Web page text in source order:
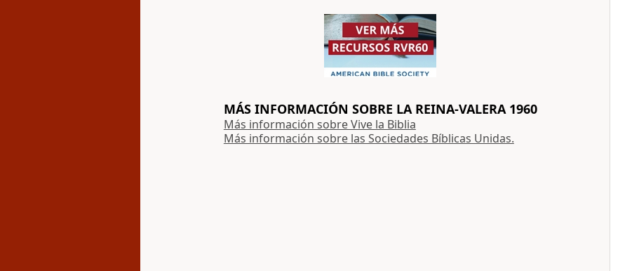
MÁS INFORMACIÓN SOBRE LA REINA-VALERA 1960
Más información sobre Vive la Biblia
Más información sobre las Sociedades Bíblicas Unidas.